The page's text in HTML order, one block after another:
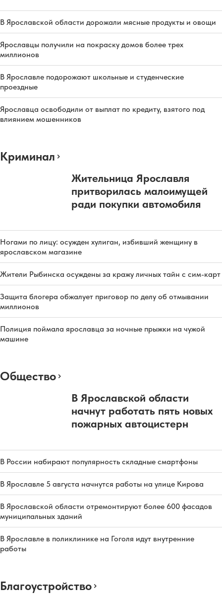
В Ярославской области дорожали мясные продукты и овощи
Ярославцы получили на покраску домов более трех
миллионов
В Ярославле подорожают школьные и студенческие
проездные
Ярославца освободили от выплат по кредиту, взятого под
влиянием мошенников
Криминал
Жительница Ярославля
притворилась малоимущей
ради покупки автомобиля
Ногами по лицу: осужден хулиган, избивший женщину в
ярославском магазине
Жители Рыбинска осуждены за кражу личных тайн с сим-карт
Защита блогера обжалует приговор по делу об отмывании
миллионов
Полиция поймала ярославца за ночные прыжки на чужой
машине
Общество
В Ярославской области
начнут работать пять новых
пожарных автоцистерн
В России набирают популярность складные смартфоны
В Ярославле 5 августа начнутся работы на улице Кирова
В Ярославской области отремонтируют более 600 фасадов
муниципальных зданий
В Ярославле в поликлинике на Гоголя идут внутренние
работы
Благоустройство